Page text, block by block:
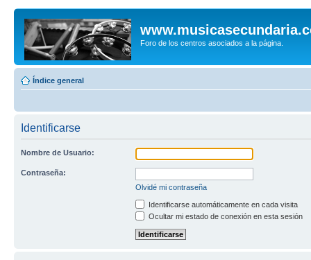
Foro de los centros asociados a la página.
Índice general
Identificarse
Nombre de Usuario:
Contraseña:
Olvidé mi contraseña
Identificarse automáticamente en cada visita
Ocultar mi estado de conexión en esta sesión